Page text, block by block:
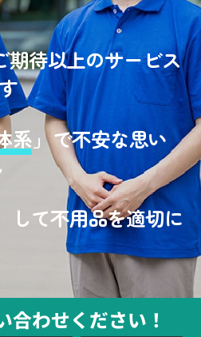
期待以上のサービス
系」で不安な思い
して不用品を適切に
合わせください！